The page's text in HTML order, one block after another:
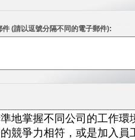
(請以逗號分隔不同的電子郵件):